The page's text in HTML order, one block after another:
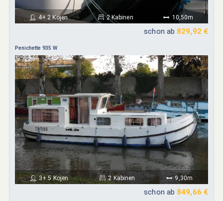
4+ 2 Kojen 2 Kabinen 10,50m
schon ab 829,92 €
Penichette 935 W
3+ 5 Kojen 2 Kabinen 9,30m
schon ab 849,66 €